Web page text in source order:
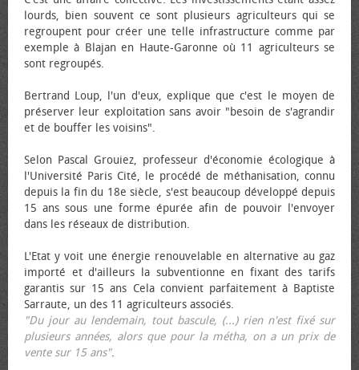
lourds, bien souvent ce sont plusieurs agriculteurs qui se
regroupent pour créer une telle infrastructure comme par
exemple à Blajan en Haute-Garonne où 11 agriculteurs se
sont regroupés.
Bertrand Loup, l'un d'eux, explique que c'est le moyen de
préserver leur exploitation sans avoir "besoin de s'agrandir
et de bouffer les voisins".
Selon Pascal Grouiez, professeur d'économie écologique à
l'Université Paris Cité, le procédé de méthanisation, connu
depuis la fin du 18e siècle, s'est beaucoup développé depuis
15 ans sous une forme épurée afin de pouvoir l'envoyer
dans les réseaux de distribution.
L'Etat y voit une énergie renouvelable en alternative au gaz
importé et d'ailleurs la subventionne en fixant des tarifs
garantis sur 15 ans Cela convient parfaitement à Baptiste
Sarraute, un des 11 agriculteurs associés.
"Du jour au lendemain, tout bascule, (...) rien n'est fixé sur
plusieurs années, alors que pour la métha, on a un prix de
vente sur 15 ans".